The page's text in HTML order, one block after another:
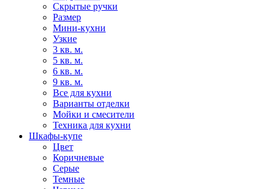
Скрытые ручки
Размер
Мини-кухни
Узкие
3 кв. м.
5 кв. м.
6 кв. м.
9 кв. м.
Все для кухни
Варианты отделки
Мойки и смесители
Техника для кухни
Шкафы-купе
Цвет
Коричневые
Серые
Темные